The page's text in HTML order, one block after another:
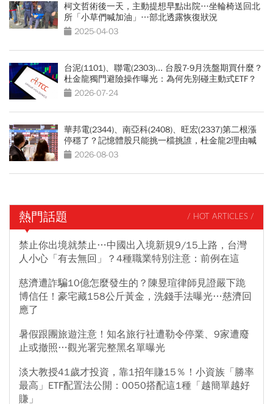
柯文哲術後一天，主動提想早點出院…坐輪椅送回北
所「小草們喊加油」…部北透露恢復狀況
2025-04-03
台泥(1101)、聯電(2303)... 台股7-9月洗盤期買什麼？
杜金龍獨門避險操作曝光：為何先別碰主動式ETF？
2026-07-24
華邦電(2344)、南亞科(2408)、旺宏(2337)第二根漲
停穩了？記憶體股只能挑一檔挑誰，杜金龍2理由喊
選它2026-08-03
熱門話題 / HOT ARTICLES /
禁止你出境就禁止…中國出入境新規9/15上路，台灣
人小心「有去無回」？4種職業特別注意：前例在這
慈濟遭詐騙10億怎麼發生的？陳昱瑄律師見證嚴下跪
博信任！豪宅藏158公斤黃金，洗錢手法曝光…慈濟回
應了
暑假跟團旅遊注意！知名旅行社遭勒令停業、9家遭廢
止或撤照…觀光署完整黑名單曝光
淡大教授41歲才投資，靠1招年賺15％！小資族「勝率
最高」ETF配置法公開：0050搭配這1種「越簡單越好
賺」